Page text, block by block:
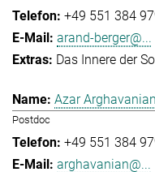
+49 551 384
arand-berger@...
Das Innere der
Azar Arghavanian
Postdoc
+49 551 384
arghavanian@...